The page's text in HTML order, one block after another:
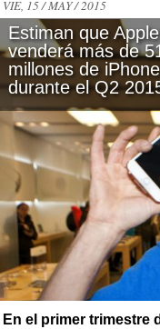
VIE, 15 / MAY / 2015
Estiman que Apple
venderá más de
millones de
durante el Q2
En el primer trimestre